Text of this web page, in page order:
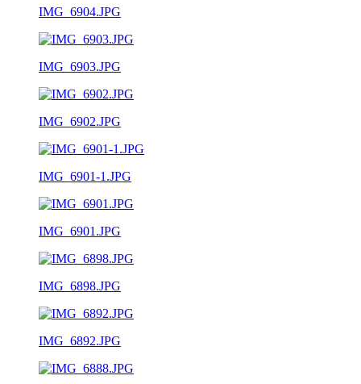
IMG_6904.JPG
IMG_6903.JPG
IMG_6902.JPG
IMG_6901-1.JPG
IMG_6901.JPG
IMG_6898.JPG
IMG_6892.JPG